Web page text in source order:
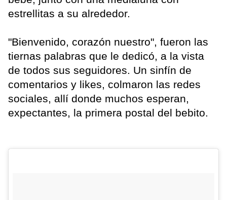
estrellitas a su alrededor.
"Bienvenido, corazón nuestro", fueron las
tiernas palabras que le dedicó, a la vista
de todos sus seguidores. Un sinfín de
comentarios y likes, colmaron las redes
sociales, allí donde muchos esperan,
expectantes, la primera postal del bebito.